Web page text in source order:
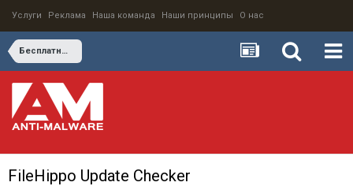
Услуги Реклама Наша команда Наши принципы О нас
Бесплатные программы (freeware)
FileHippo Update Checker